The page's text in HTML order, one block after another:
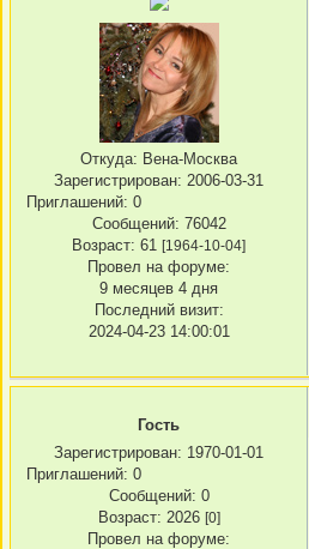
Откуда: Вена-Москва
Зарегистрирован: 2006-03-31
Приглашений: 0
Сообщений: 76042
Возраст: 61 [1964-10-04]
Провел на форуме:
9 месяцев 4 дня
Последний визит:
2024-04-23 14:00:01
Гость
Зарегистрирован: 1970-01-01
Приглашений: 0
Сообщений: 0
Возраст: 2026 [0]
Провел на форуме: